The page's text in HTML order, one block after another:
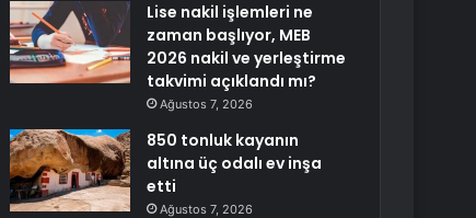
Lise nakil işlemleri ne
zaman başlıyor, MEB
2026 nakil ve yerleştirme
takvimi açıklandı mı?
Ağustos 7, 2026
850 tonluk kayanın
altına üç odalı ev inşa
etti
Ağustos 7, 2026